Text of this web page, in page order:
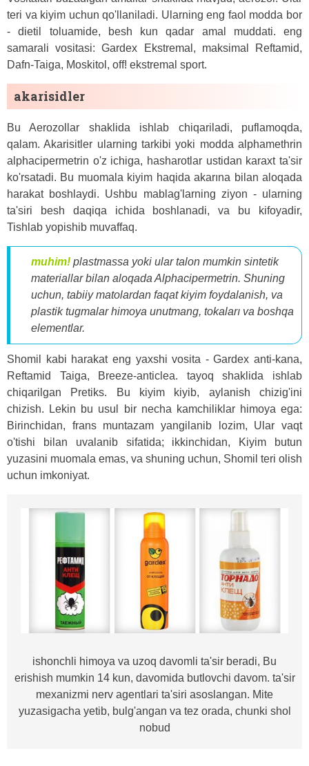
teri va kiyim uchun qo'llaniladi. Ularning eng faol modda bor
- dietil toluamide, besh kun qadar amal muddati. eng
samarali vositasi: Gardex Ekstremal, maksimal Reftamid,
Dafn-Taiga, Moskitol, off! ekstremal sport.
akarisidler
Bu Aerozollar shaklida ishlab chiqariladi, puflamoqda,
qalam. Akarisitler ularning tarkibi yoki modda alphamethrin
alphacipermetrin o'z ichiga, hasharotlar ustidan karaxt ta'sir
ko'rsatadi. Bu muomala kiyim haqida akarına bilan aloqada
harakat boshlaydi. Ushbu mablag'larning ziyon - ularning
ta'siri besh daqiqa ichida boshlanadi, va bu kifoyadir,
Tishlab yopishib muvaffaq.
muhim! plastmassa yoki ular talon mumkin sintetik
materiallar bilan aloqada Alphacipermetrin. Shuning
uchun, tabiiy matolardan faqat kiyim foydalanish, va
plastik tugmalar himoya unutmang, tokaları va boshqa
elementlar.
Shomil kabi harakat eng yaxshi vosita - Gardex anti-kana,
Reftamid Taiga, Breeze-anticlea. tayoq shaklida ishlab
chiqarilgan Pretiks. Bu kiyim kiyib, aylanish chizig'ini
chizish. Lekin bu usul bir necha kamchiliklar himoya ega:
Birinchidan, frans muntazam yangilanib lozim, Ular vaqt
o'tishi bilan uvalanib sifatida; ikkinchidan, Kiyim butun
yuzasini muomala emas, va shuning uchun, Shomil teri olish
uchun imkoniyat.
ishonchli himoya va uzoq davomli ta'sir beradi, Bu
erishish mumkin 14 kun, davomida butlovchi davom. ta'sir
mexanizmi nerv agentlari ta'siri asoslangan. Mite
yuzasigacha yetib, bulg'angan va tez orada, chunki shol
nobud